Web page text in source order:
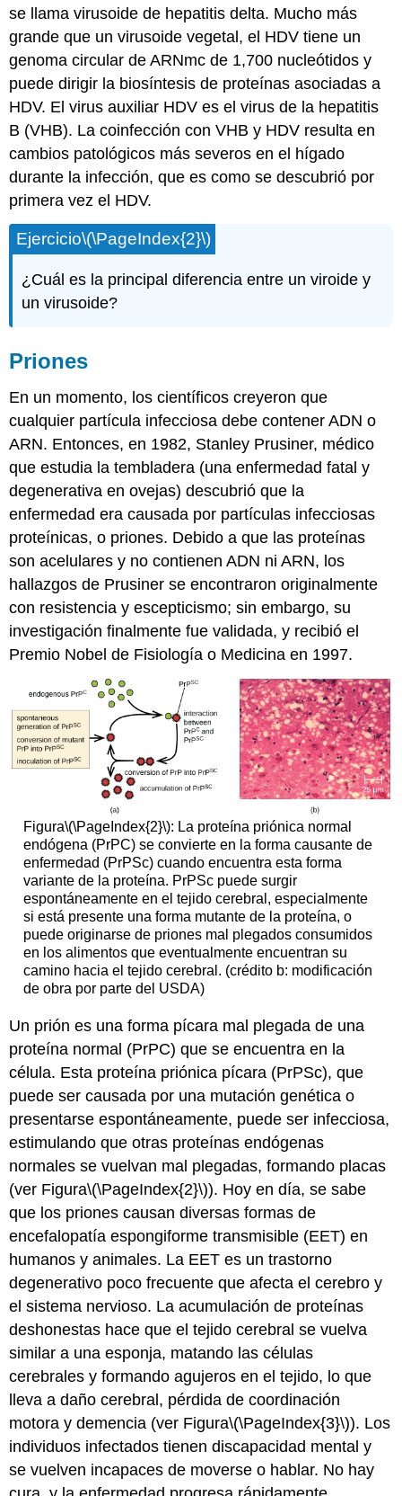
se llama virusoide de hepatitis delta. Mucho más
grande que un virusoide vegetal, el HDV tiene un
genoma circular de ARNmc de 1,700 nucleótidos y
puede dirigir la biosíntesis de proteínas asociadas a
HDV. El virus auxiliar HDV es el virus de la hepatitis
B (VHB). La coinfección con VHB y HDV resulta en
cambios patológicos más severos en el hígado
durante la infección, que es como se descubrió por
primera vez el HDV.
Ejercicio\(\PageIndex{2}\)
¿Cuál es la principal diferencia entre un viroide y
un virusoide?
Priones
En un momento, los científicos creyeron que
cualquier partícula infecciosa debe contener ADN o
ARN. Entonces, en 1982, Stanley Prusiner, médico
que estudia la tembladera (una enfermedad fatal y
degenerativa en ovejas) descubrió que la
enfermedad era causada por partículas infecciosas
proteínicas, o priones. Debido a que las proteínas
son acelulares y no contienen ADN ni ARN, los
hallazgos de Prusiner se encontraron originalmente
con resistencia y escepticismo; sin embargo, su
investigación finalmente fue validada, y recibió el
Premio Nobel de Fisiología o Medicina en 1997.
Figura\(\PageIndex{2}\): La proteína priónica normal
endógena (PrPC) se convierte en la forma causante de
enfermedad (PrPSc) cuando encuentra esta forma
variante de la proteína. PrPSc puede surgir
espontáneamente en el tejido cerebral, especialmente
si está presente una forma mutante de la proteína, o
puede originarse de priones mal plegados consumidos
en los alimentos que eventualmente encuentran su
camino hacia el tejido cerebral. (crédito b: modificación
de obra por parte del USDA)
Un prión es una forma pícara mal plegada de una
proteína normal (PrPC) que se encuentra en la
célula. Esta proteína priónica pícara (PrPSc), que
puede ser causada por una mutación genética o
presentarse espontáneamente, puede ser infecciosa,
estimulando que otras proteínas endógenas
normales se vuelvan mal plegadas, formando placas
(ver Figura\(\PageIndex{2}\)). Hoy en día, se sabe
que los priones causan diversas formas de
encefalopatía espongiforme transmisible (EET) en
humanos y animales. La EET es un trastorno
degenerativo poco frecuente que afecta el cerebro y
el sistema nervioso. La acumulación de proteínas
deshonestas hace que el tejido cerebral se vuelva
similar a una esponja, matando las células
cerebrales y formando agujeros en el tejido, lo que
lleva a daño cerebral, pérdida de coordinación
motora y demencia (ver Figura\(\PageIndex{3}\)). Los
individuos infectados tienen discapacidad mental y
se vuelven incapaces de moverse o hablar. No hay